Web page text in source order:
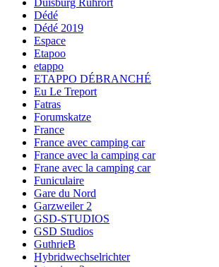
Dédé
Dédé 2019
Espace
Etapoo
etappo
ETAPPO DÉBRANCHÉ
Eu Le Treport
Fatras
Forumskatze
France
France avec camping car
France avec la camping car
Frane avec la camping car
Funiculaire
Gare du Nord
Garzweiler 2
GSD-STUDIOS
GSD Studios
GuthrieB
Hybridwechselrichter